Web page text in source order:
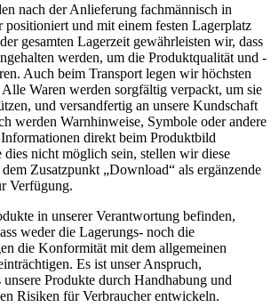
nach der Anlieferung fachmännisch in
positioniert und mit einem festen Lagerplatz
gesamten Lagerzeit gewährleisten wir, dass
werden, um die Produktqualität und -
Auch beim Transport legen wir höchsten
Waren werden sorgfältig verpackt, um sie
und versandfertig an unsere Kundschaft
werden Warnhinweise, Symbole oder andere
direkt beim Produktbild
nicht möglich sein, stellen wir diese
Zusatzpunkt „Download“ als ergänzende
Verfügung.
in unserer Verantwortung befinden,
weder die Lagerungs- noch die
die Konformität mit dem allgemeinen
Es ist unser Anspruch,
unsere Produkte durch Handhabung und
Risiken für Verbraucher entwickeln.